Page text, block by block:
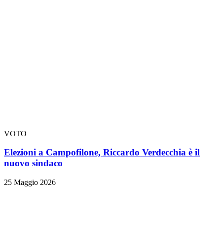
VOTO
Elezioni a Campofilone, Riccardo Verdecchia è il
nuovo sindaco
25 Maggio 2026